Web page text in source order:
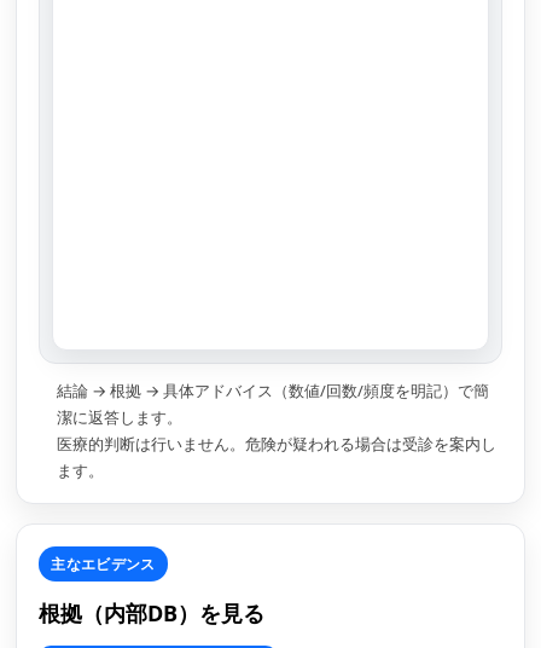
結論 → 根拠 → 具体アドバイス（数値/回数/頻度を明記）で簡
潔に返答します。
医療的判断は行いません。危険が疑われる場合は受診を案内し
ます。
主なエビデンス
根拠（内部DB）を見る